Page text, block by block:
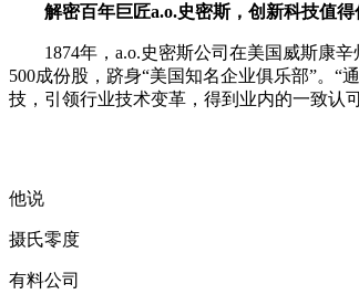
解密百年巨匠a.o.史密斯，创新科技值得
1874年，a.o.史密斯公司在美国威斯康辛
500成份股，跻身“美国知名企业俱乐部”。
技，引领行业技术变革，得到业内的一致认
他说
摄氏零度
有料公司